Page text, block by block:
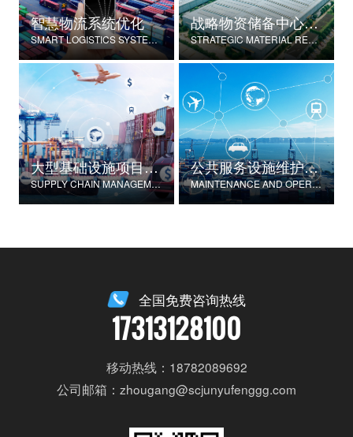
智慧物流系统优化
SMART LOGISTICS SYSTEM OPTIMIZATION
战略物资储备中心建设
STRATEGIC MATERIAL RESERVE CENTER CONSTRUCTION
大型基础设施项目物资供应链管理
SUPPLY CHAIN MANAGEMENT FOR LARGE-SCALE INFRASTRUCTURE PROJECTS
公共服务设施维护与运营
MAINTENANCE AND OPERATION OF PUBLIC SERVICE FACILITIES
全国免费咨询热线
17313128100
移动热线：18782089692
公司邮箱：zhougang@scjunyufenggg.com